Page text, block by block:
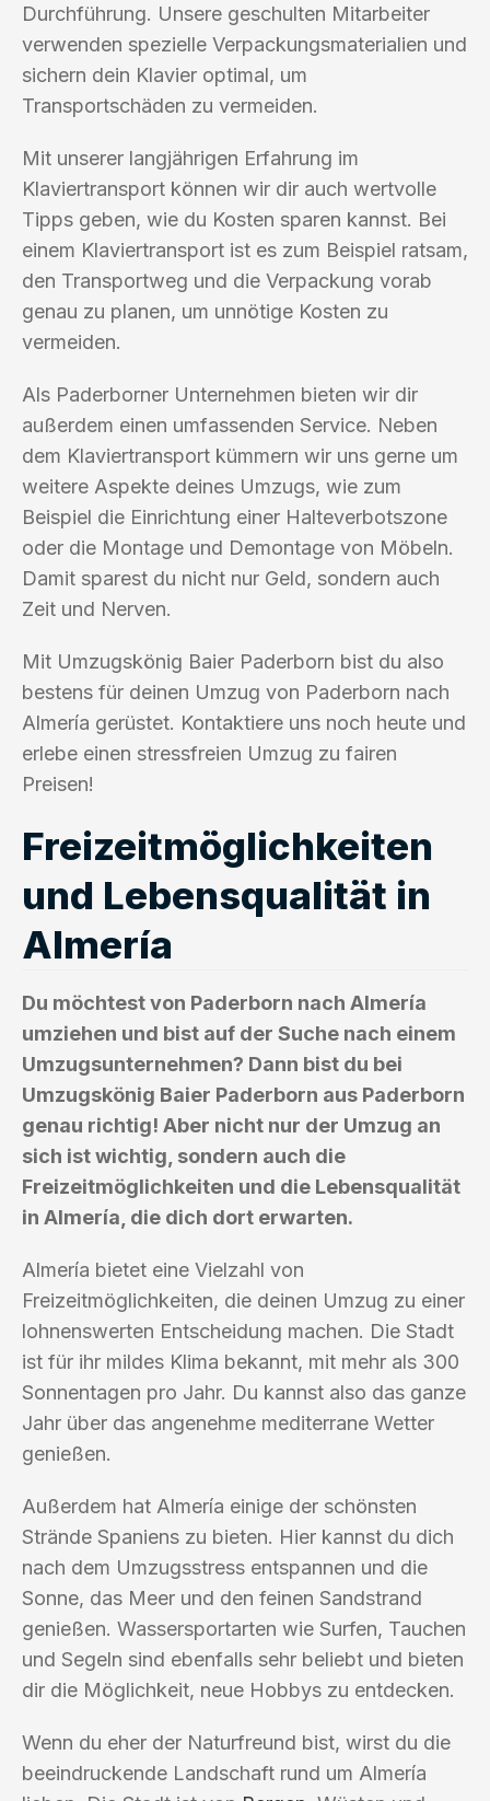
Durchführung. Unsere geschulten Mitarbeiter
verwenden spezielle Verpackungsmaterialien und
sichern dein Klavier optimal, um
Transportschäden zu vermeiden.
Mit unserer langjährigen Erfahrung im
Klaviertransport können wir dir auch wertvolle
Tipps geben, wie du Kosten sparen kannst. Bei
einem Klaviertransport ist es zum Beispiel ratsam,
den Transportweg und die Verpackung vorab
genau zu planen, um unnötige Kosten zu
vermeiden.
Als Paderborner Unternehmen bieten wir dir
außerdem einen umfassenden Service. Neben
dem Klaviertransport kümmern wir uns gerne um
weitere Aspekte deines Umzugs, wie zum
Beispiel die Einrichtung einer Halteverbotszone
oder die Montage und Demontage von Möbeln.
Damit sparest du nicht nur Geld, sondern auch
Zeit und Nerven.
Mit Umzugskönig Baier Paderborn bist du also
bestens für deinen Umzug von Paderborn nach
Almería gerüstet. Kontaktiere uns noch heute und
erlebe einen stressfreien Umzug zu fairen
Preisen!
Freizeitmöglichkeiten
und Lebensqualität in
Almería
Du möchtest von Paderborn nach Almería
umziehen und bist auf der Suche nach einem
Umzugsunternehmen? Dann bist du bei
Umzugskönig Baier Paderborn aus Paderborn
genau richtig! Aber nicht nur der Umzug an
sich ist wichtig, sondern auch die
Freizeitmöglichkeiten und die Lebensqualität
in Almería, die dich dort erwarten.
Almería bietet eine Vielzahl von
Freizeitmöglichkeiten, die deinen Umzug zu einer
lohnenswerten Entscheidung machen. Die Stadt
ist für ihr mildes Klima bekannt, mit mehr als 300
Sonnentagen pro Jahr. Du kannst also das ganze
Jahr über das angenehme mediterrane Wetter
genießen.
Außerdem hat Almería einige der schönsten
Strände Spaniens zu bieten. Hier kannst du dich
nach dem Umzugsstress entspannen und die
Sonne, das Meer und den feinen Sandstrand
genießen. Wassersportarten wie Surfen, Tauchen
und Segeln sind ebenfalls sehr beliebt und bieten
dir die Möglichkeit, neue Hobbys zu entdecken.
Wenn du eher der Naturfreund bist, wirst du die
beeindruckende Landschaft rund um Almería